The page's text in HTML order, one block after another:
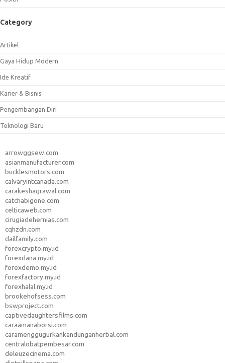
Category
Artikel
Gaya Hidup Modern
Ide Kreatif
Karier & Bisnis
Pengembangan Diri
Teknologi Baru
arrowggsew.com
asianmanufacturer.com
bucklesmotors.com
calvaryintcanada.com
carakeshagrawal.com
catchabigone.com
celticaweb.com
cirugiadehernias.com
cqhzdn.com
dailfamily.com
forexcrypto.my.id
forexdana.my.id
forexdemo.my.id
forexfactory.my.id
forexhalal.my.id
brookehofsess.com
bswproject.com
captivedaughtersfilms.com
caraamanaborsi.com
caramenggugurkankandunganherbal.com
centralobatpembesar.com
deleuzecinema.com